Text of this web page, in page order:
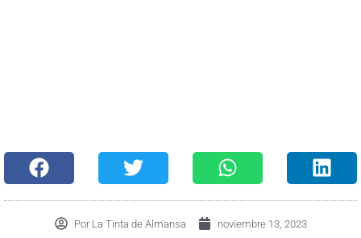
PorLa Tinta de Almansa
noviembre 13, 2023